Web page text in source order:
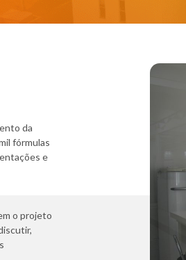
da
fórmulas
e
o projeto